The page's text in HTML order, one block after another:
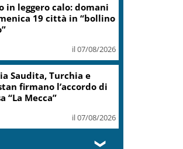
in leggero calo: domani
19 città in “bollino
il 07/08/2026
Saudita, Turchia e
firmano l’accordo di
“La Mecca”
il 07/08/2026
❯